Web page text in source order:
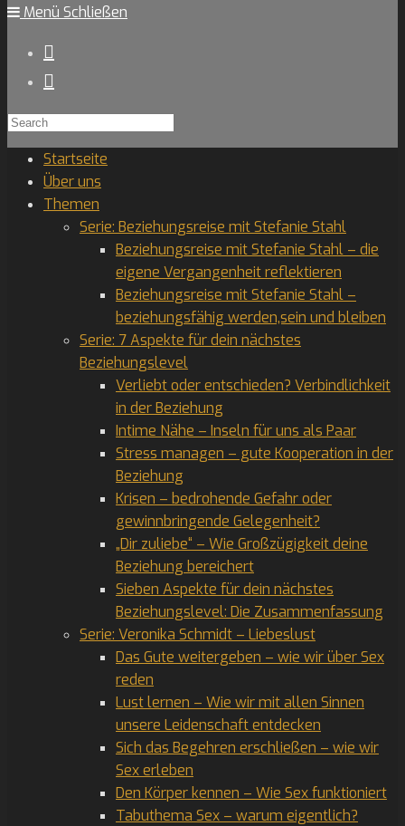
Menü Schließen
Search
for:
Startseite
Über uns
Themen
Serie: Beziehungsreise mit Stefanie Stahl
Beziehungsreise mit Stefanie Stahl – die
eigene Vergangenheit reflektieren
Beziehungsreise mit Stefanie Stahl –
beziehungsfähig werden,sein und bleiben
Serie: 7 Aspekte für dein nächstes
Beziehungslevel
Verliebt oder entschieden? Verbindlichkeit
in der Beziehung
Intime Nähe – Inseln für uns als Paar
Stress managen – gute Kooperation in der
Beziehung
Krisen – bedrohende Gefahr oder
gewinnbringende Gelegenheit?
„Dir zuliebe“ – Wie Großzügigkeit deine
Beziehung bereichert
Sieben Aspekte für dein nächstes
Beziehungslevel: Die Zusammenfassung
Serie: Veronika Schmidt – Liebeslust
Das Gute weitergeben – wie wir über Sex
reden
Lust lernen – Wie wir mit allen Sinnen
unsere Leidenschaft entdecken
Sich das Begehren erschließen – wie wir
Sex erleben
Den Körper kennen – Wie Sex funktioniert
Tabuthema Sex – warum eigentlich?